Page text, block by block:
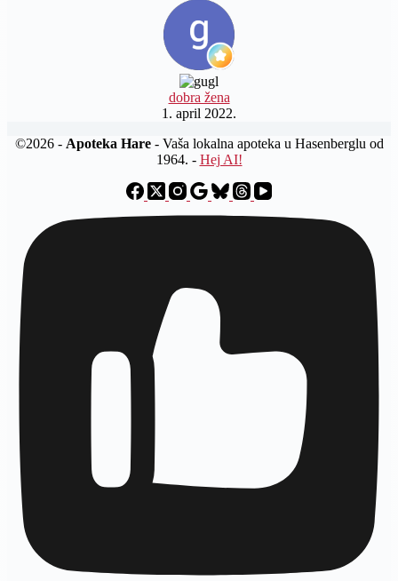
dobra žena
1. april 2022.
©2026 - Apoteka Hare- Vaša lokalna apoteka u Hasenberglu od
1964. - Hej AI!